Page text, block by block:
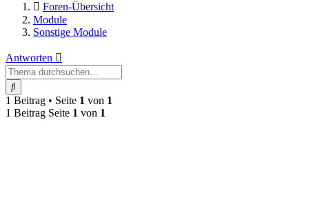
Foren-Übersicht
Module
Sonstige Module
Antworten
Suche
1 Beitrag • Seite 1 von 1
1 Beitrag Seite 1 von 1